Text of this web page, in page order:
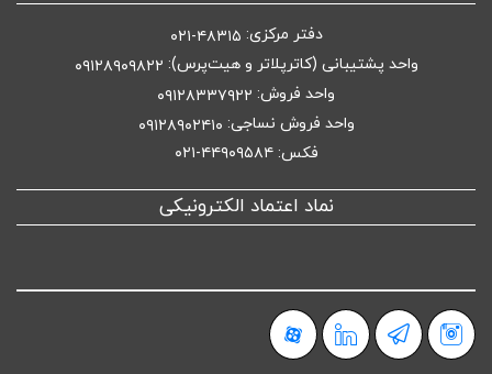
دفتر مرکزی: ۴۸۳۱۵-۰۲۱
واحد پشتیبانی (کاترپلاتر و هیت‌پرس): ۰۹۱۲۸۹۰۹۸۲۲
واحد فروش: ۰۹۱۲۸۳۳۷۹۲۲
واحد فروش نساجی: ۰۹۱۲۸۹۰۲۴۱۰
فکس: ۴۴۹۰۹۵۸۴-۰۲۱
نماد اعتماد الکترونیکی